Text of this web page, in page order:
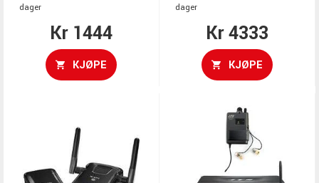
dager
Kr 1444
KJØPE
dager
Kr 4333
KJØPE